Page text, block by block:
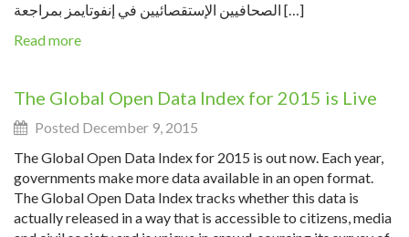
الصحافيين الإستقصائيين في إنفوتايمز بمراجعة […]
Read more
The Global Open Data Index for 2015 is Live
Posted December 9, 2015
The Global Open Data Index for 2015 is out now. Each year,
governments make more data available in an open format.
The Global Open Data Index tracks whether this data is
actually released in a way that is accessible to citizens, media